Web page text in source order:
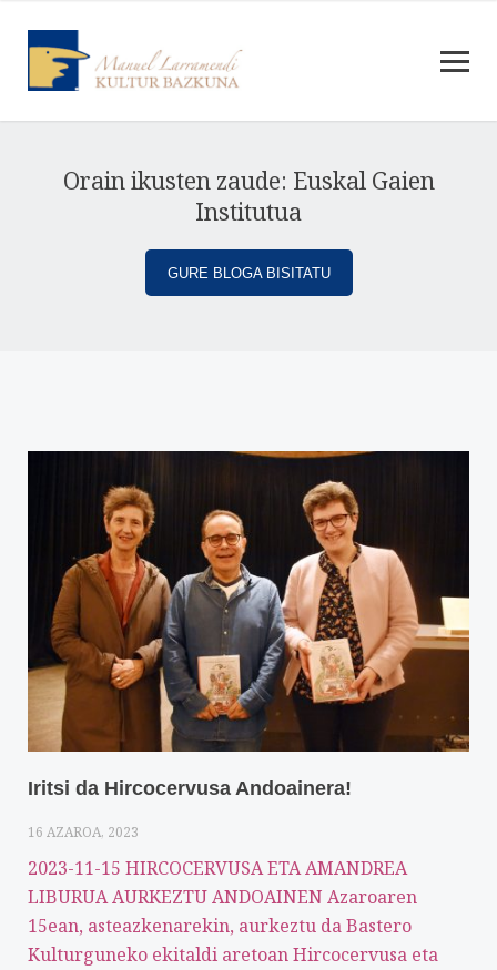
Orain ikusten zaude: Euskal Gaien
Institutua
GURE BLOGA BISITATU
Iritsi da Hircocervusa Andoainera!
16 AZAROA, 2023
2023-11-15 HIRCOCERVUSA ETA AMANDREA
LIBURUA AURKEZTU ANDOAINEN Azaroaren
15ean, asteazkenarekin, aurkeztu da Bastero
Kulturguneko ekitaldi aretoan Hircocervusa eta